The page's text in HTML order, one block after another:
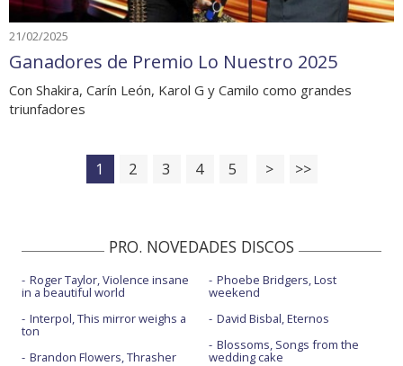
21/02/2025
Ganadores de Premio Lo Nuestro 2025
Con Shakira, Carín León, Karol G y Camilo como grandes
triunfadores
1 2 3 4 5 > >>
PRO. NOVEDADES DISCOS
Roger Taylor, Violence insane
in a beautiful world
Interpol, This mirror weighs a
ton
Brandon Flowers, Thrasher
Phoebe Bridgers, Lost
weekend
David Bisbal, Eternos
Blossoms, Songs from the
wedding cake